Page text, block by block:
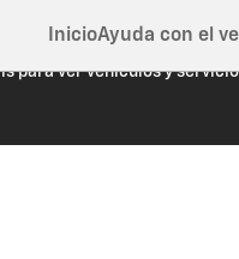
Unidos). Cierra esta
para ver vehículos y
InicioAyuda con el